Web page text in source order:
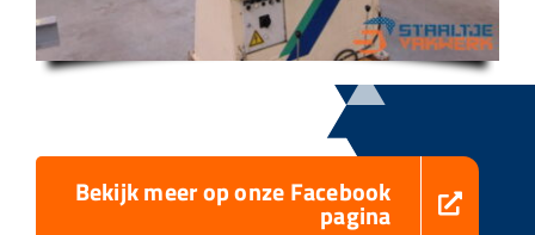
Bekijk meer op onze Facebook
pagina